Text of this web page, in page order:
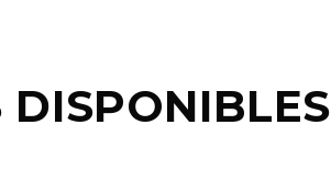
DISPONIBLES